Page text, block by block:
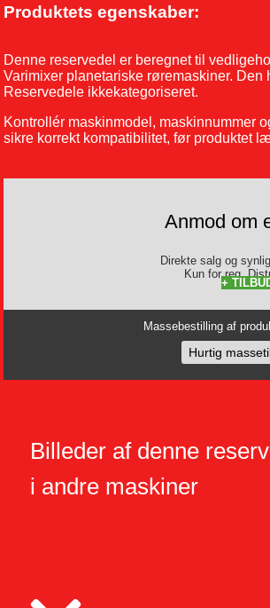
Produktets egenskaber:
Denne reservedel er beregnet til
Varimixer planetariske røremaskiner. Den
Reservedele ikkekategoriseret.
Kontrollér maskinmodel, maskinnummer
sikre korrekt kompatibilitet, før produktet
Anmod om
Direkte salg og
Kun for reg.
+
Massebestilling af
Hurtig
Billeder af denne
i andre maskiner